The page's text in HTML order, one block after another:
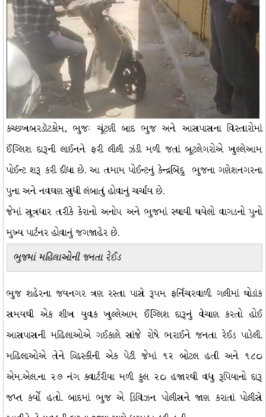
કચ્છખબરડૉટકોમ, ભુજઃ ચૂંટણી બાદ ભુજ અને આસપાસના વિસ્તારોમાં
ઈંગ્લિશ દારૂની લાઈનને ફરી લીલી ઝંડી મળી જતાં બૂટલેગરોએ ખુલ્લેઆમ
પોઈન્ટ શરૂ કરી દીધા છે. આ તમામ પોઈન્ટનું કેન્દ્રબિંદુ ભુજના ગણેશનગરના
પુના અને નવઘણ સુધી લંબાતું હોવાનું ચર્ચાય છે.
જેમાં સૂત્રધાર તરીકે કેરાનો અનોપ અને ભુજમાં સ્થાયી થયેલો વાગડનો પુનો
મુખ્ય પાર્ટનર હોવાનું જગજાહેર છે.
ભુજમાં મહિલાઓની જનતા રેઈડ
ભુજ શહેરના જયનગર ત્રણ રસ્તા પાસે રૂપમ ફર્નિચરવાળી ગલીમાં થોડાંક
સમયથી એક શીખ યુવક ખુલ્લેઆમ ઈંગ્લિશ દારૂનું વેચાણ કરતો હોઈ
આસપાસની મહિલાઓએ ગઈકાલે સાંજે રોષે ભરાઈને જનતા રેઈડ પાડેલી.
મહિલાઓએ તેને વ્હિસ્કીની એક પેટી જેમાં ૧૨ બોટલ હતી અને ૧૮૦
એમ.એલ.ના ૨૭ નંગ ક્વાર્ટરીયા મળી કુલ ૨૦ હજારથી વધુ રૂપિયાનો દારૂ
જપ્ત કર્યો હતો. બાદમાં ભુજ એ ડિવિઝન પોલીસને જાણ કરાતાં પોલીસે